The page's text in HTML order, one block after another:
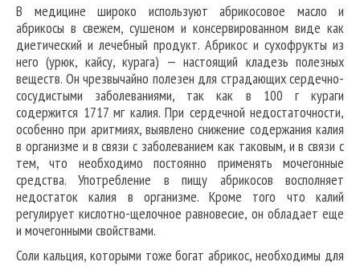
В медицине широко используют абрикосовое масло и
абрикосы в свежем, сушеном и консервированном виде как
диетический и лечебный продукт. Абрикос и сухофрукты из
него (урюк, кайсу, курага) — настоящий кладезь полезных
веществ. Он чрезвычайно полезен для страдающих сердечно-
сосудистыми заболеваниями, так как в 100 г кураги
содержится 1717 мг калия. При сердечной недостаточности,
особенно при аритмиях, выявлено снижение содержания калия
в организме и в связи с заболеванием как таковым, и в связи с
тем, что необходимо постоянно применять мочегонные
средства. Употребление в пищу абрикосов восполняет
недостаток калия в организме. Кроме того что калий
регулирует кислотно-щелочное равновесие, он обладает еще
и мочегонными свойствами.
Соли кальция, которыми тоже богат абрикос, необходимы для